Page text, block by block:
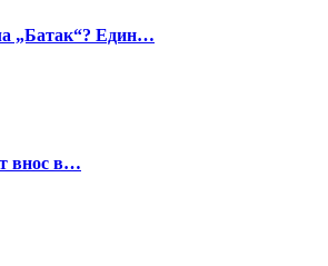
„Батак“? Един…
внос в…